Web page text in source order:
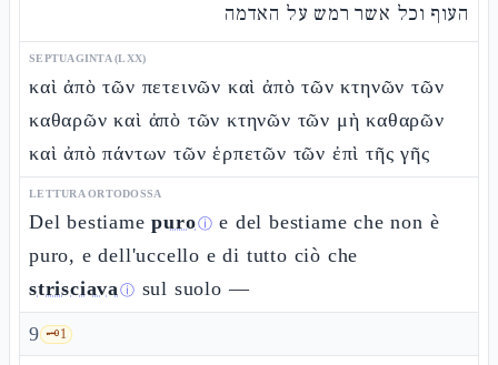
העוף וכל אשר רמש על האדמה
SEPTUAGINTA (LXX)
καὶ ἀπὸ τῶν πετεινῶν καὶ ἀπὸ τῶν κτηνῶν τῶν
καθαρῶν καὶ ἀπὸ τῶν κτηνῶν τῶν μὴ καθαρῶν
καὶ ἀπὸ πάντων τῶν ἑρπετῶν τῶν ἐπὶ τῆς γῆς
LETTURA ORTODOSSA
Del bestiamepuroⓘ e del bestiame che non è
puro, e dell'uccello e di tutto ciò che
strisciavaⓘ sul suolo —
9 🗝️1